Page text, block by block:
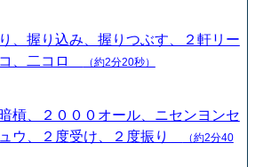
、握り込み、握りつぶす、２軒リー
、二コロ
（約2分20秒）
槓、２０００オール、ニセンヨンセ
ウ、２度受け、２度振り
（約2分40